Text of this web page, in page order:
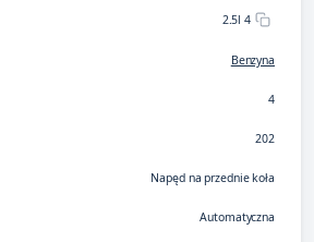
2.5l 4
Benzyna
4
202
Napęd na przednie koła
Automatyczna